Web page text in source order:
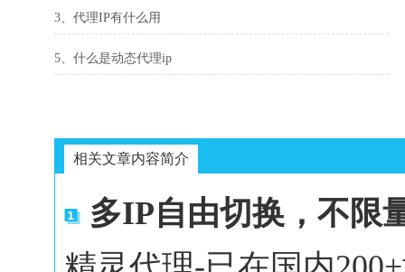
3、代理IP有什么用
5、什么是动态代理ip
相关文章内容简介
多IP自由切换，不限